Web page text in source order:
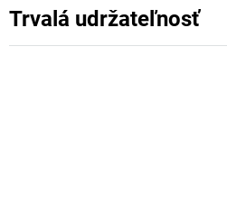
Trvalá udržateľnosť